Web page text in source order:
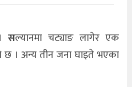
सल्यानमा चट्याङ लागेर एक
छ । अन्य तीन जना घाइते भएका